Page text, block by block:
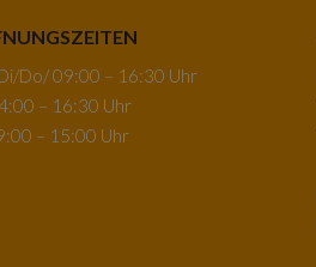
Do/ 09:00 – 16:30 Uhr
– 16:30 Uhr
– 15:00 Uhr